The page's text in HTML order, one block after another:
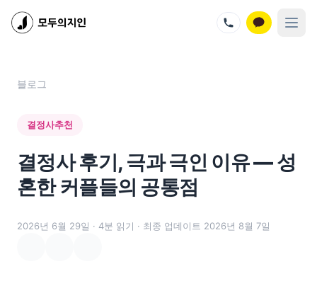
지인벤처스 서비스
모두의지인 - 프리미엄 결혼정보회사
멤버십 가격
성혼 스토리
이벤트
블로그
문의하기
블로그
결정사추천
결정사 후기, 극과 극인 이유 — 성
혼한 커플들의 공통점
2026년 6월 29일 · 4분 읽기 · 최종 업데이트 2026년 8월 7일